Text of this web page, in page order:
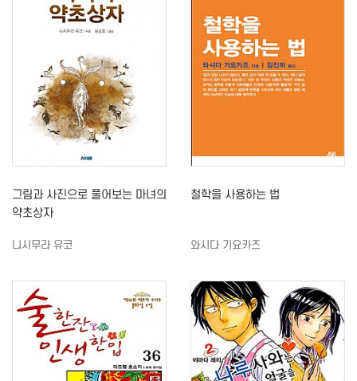
그림과 사진으로 풀어보는 마녀의
약초상자
니시무라 유코
철학을 사용하는 법
와시다 기요카즈